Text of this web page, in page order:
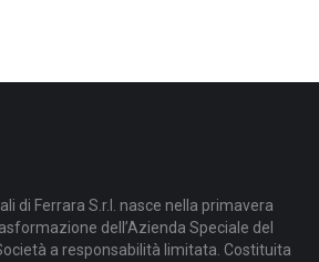
di Ferrara S.r.l. nasce nella primavera
dell’Azienda Speciale del
a responsabilità limitata. Costituita